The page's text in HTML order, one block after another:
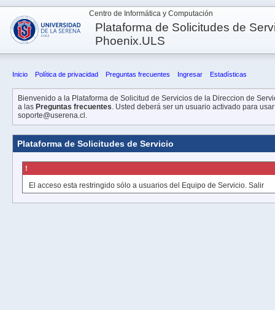
Centro de Informática y Computación
Plataforma de Solicitudes de
Phoenix.ULS
Inicio Política de privacidad Preguntas frecuentes Ingresar Estadísticas
Bienvenido a la Plataforma de Solicitud de Servicios de la Direccion de
a las Preguntas frecuentes. Usted deberá ser un usuario activado para
soporte@userena.cl.
Plataforma de Solicitudes de Servicio
!
El acceso esta restringido sólo a usuarios del Equipo de Servicio. Salir